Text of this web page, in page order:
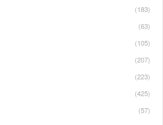
(183)
(63)
(105)
(207)
(223)
(425)
(57)